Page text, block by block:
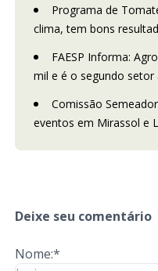
Programa de
clima, tem bons
FAESP Informa:
mil e é o segundo setor
Comissão
eventos em Mirassol e
Deixe seu comentário
Nome:*